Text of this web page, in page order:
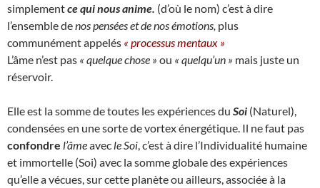
simplementce qui nous anime. (d’où le nom) c’est à dire
l’ensemble denos pensées et de nos émotions, plus
communément appelés « processus mentaux »
L’âme n’est pas « quelque chose » ou « quelqu’un » mais juste un
réservoir.
Elle est la somme de toutes les expériences du Soi (Naturel),
condensées en une sorte de vortex énergétique. Il ne faut pas
confondre l’âmeavec le Soi , c’est à dire l’Individualité humaine
et immortelle (Soi) avec la somme globale des expériences
qu’elle a vécues, sur cette planète ou ailleurs, associée à la